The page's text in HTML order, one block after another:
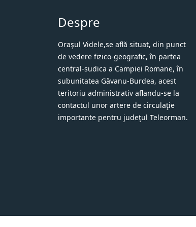
Despre
Oraşul Videle,se află situat, din punct
de vedere fizico-geografic, în partea
central-sudica a Campiei Romane, în
subunitatea Găvanu-Burdea, acest
teritoriu administrativ aflandu-se la
contactul unor artere de circulaţie
importante pentru judeţul Teleorman.